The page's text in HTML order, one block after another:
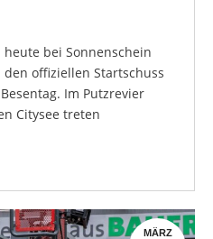
bei Sonnenschein
offiziellen Startschuss
Im Putzrevier
Citysee treten
MÄRZ